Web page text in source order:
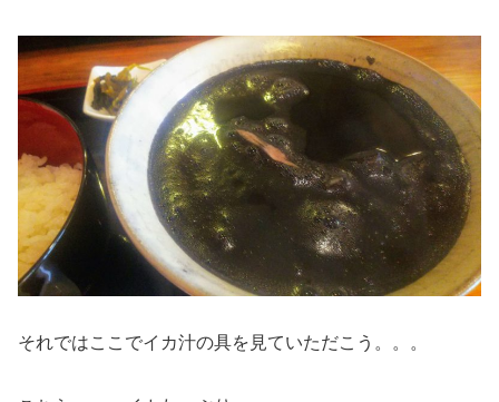
それではここでイカ汁の具を見ていただこう。。。